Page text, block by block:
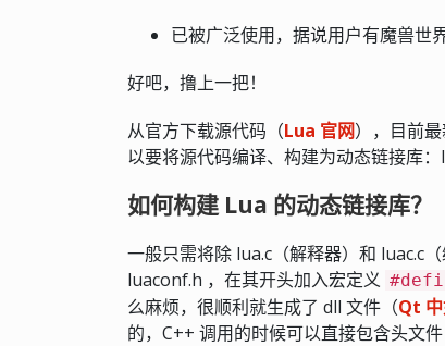
已被广泛使用，据说用户有魔兽世
好吧，撸上一把！
从官方下载源代码（Lua 官网），目前
以要将源代码编译、构建为动态链接库：
如何构建 Lua 的动态链接库？
一般只需将除 lua.c（解释器）和 luac.c
luaconf.h ，在其开头加入宏定义
么麻烦，很顺利就生成了 dll 文件（Qt
的，C++ 调用的时候可以直接包含头文件